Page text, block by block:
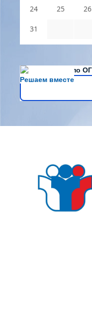
24 25 26
31
Решаем вместе
Есть вопросы по